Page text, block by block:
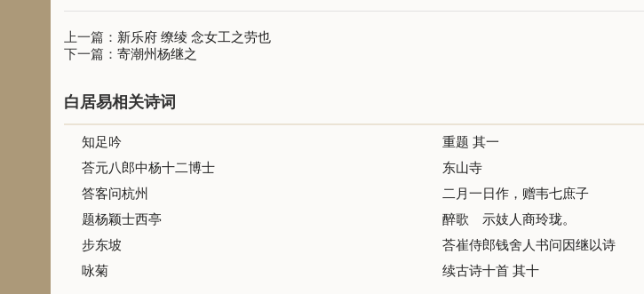
上一篇： 新乐府 缭绫 念女工之劳也
下一篇： 寄潮州杨继之
白居易相关诗词
知足吟
重题 其一
荅元八郎中杨十二博士
东山寺
答客问杭州
二月一日作，赠韦七庶子
题杨颖士西亭
醉歌 示妓人商玲珑。
步东坡
荅崔侍郎钱舍人书问因继以诗
咏菊
续古诗十首 其十